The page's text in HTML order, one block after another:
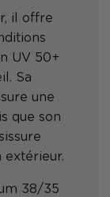
il offre
UV 50+
Sa
une
que son
extérieur.
38/35